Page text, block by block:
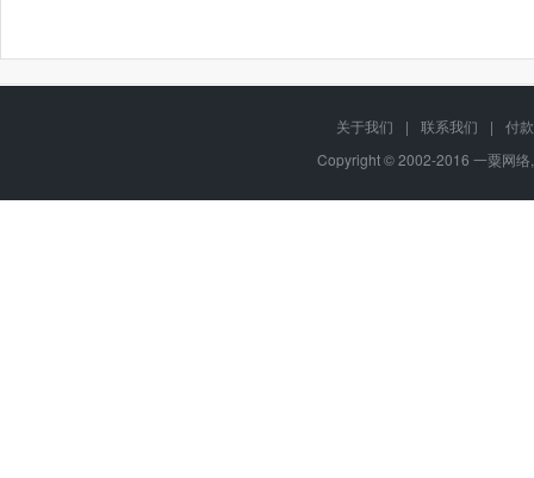
关于我们 | 联系我们 |
付
Copyright © 2002-2016 一粟网